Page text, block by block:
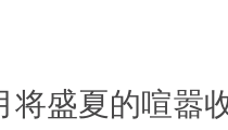
将盛夏的喧嚣